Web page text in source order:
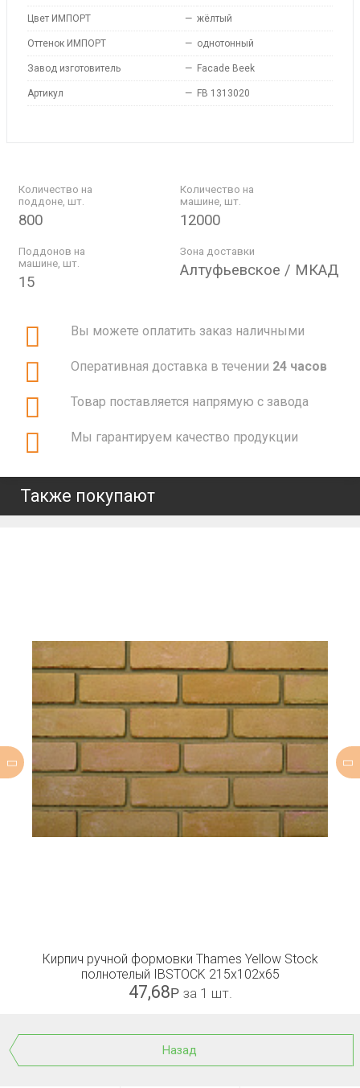
Цвет ИМПОРТ — жёлтый
Оттенок ИМПОРТ — однотонный
Завод изготовитель — Facade Beek
Артикул — FB 1313020
Количество на
поддоне, шт.
800
Количество на
машине, шт.
12000
Поддонов на
машине, шт.
15
Зона доставки
Алтуфьевское / МКАД
Вы можете оплатить заказ наличными
Оперативная доставка в течении 24 часов
Товар поставляется напрямую с завода
Мы гарантируем качество продукции
Также покупают
Кирпич ручной формовки Thames Yellow Stock
полнотелый IBSTOCK 215x102x65
47,68Р за 1 шт.
Назад